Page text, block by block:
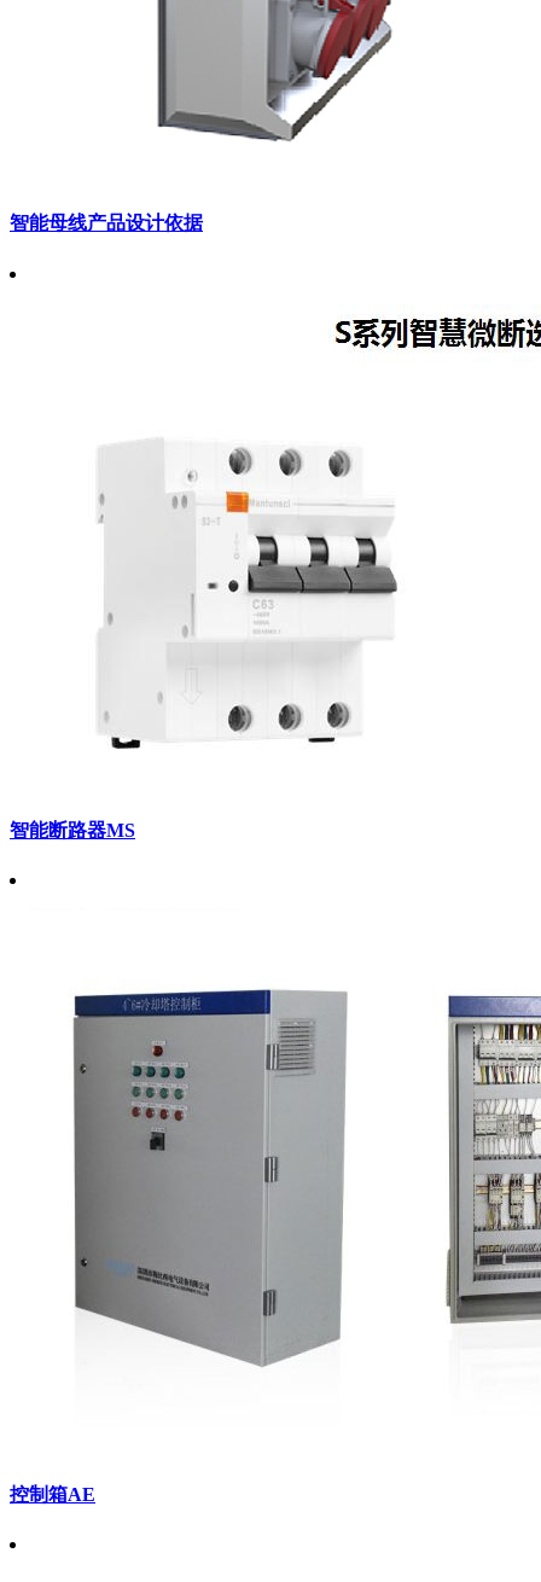
智能母线产品设计依据
智能断路器MS
控制箱AE